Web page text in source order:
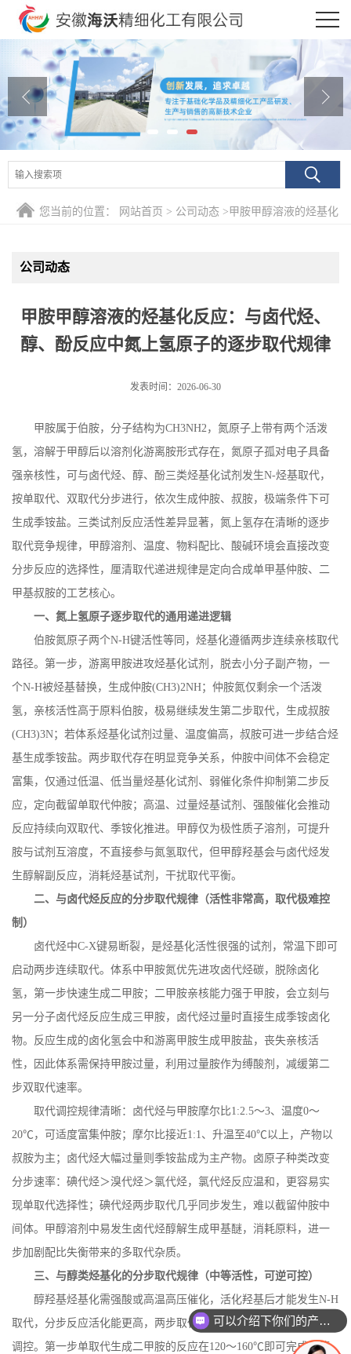
公司首页
公司介绍
公司动态
产品展厅
在线留言
您当前的位置： 网站首页 > 公司动态 >甲胺甲醇溶液的烃基化
公司动态
甲胺甲醇溶液的烃基化反应：与卤代烃、
醇、酚反应中氮上氢原子的逐步取代规律
发表时间：2026-06-30
甲胺属于伯胺，分子结构为CH3NH2，氮原子上带有两个活泼
氢，溶解于甲醇后以溶剂化游离胺形式存在，氮原子孤对电子具备
强亲核性，可与卤代烃、醇、酚三类烃基化试剂发生N-烃基取代，
按单取代、双取代分步进行，依次生成仲胺、叔胺，极端条件下可
生成季铵盐。三类试剂反应活性差异显著，氮上氢存在清晰的逐步
取代竞争规律，甲醇溶剂、温度、物料配比、酸碱环境会直接改变
分步反应的选择性，厘清取代递进规律是定向合成单甲基仲胺、二
甲基叔胺的工艺核心。
一、氮上氢原子逐步取代的通用递进逻辑
伯胺氮原子两个N-H键活性等同，烃基化遵循两步连续亲核取代
路径。第一步，游离甲胺进攻烃基化试剂，脱去小分子副产物，一
个N-H被烃基替换，生成仲胺(CH3)2NH；仲胺氮仅剩余一个活泼
氢，亲核活性高于原料伯胺，极易继续发生第二步取代，生成叔胺
(CH3)3N；若体系烃基化试剂过量、温度偏高，叔胺可进一步结合烃
基生成季铵盐。两步取代存在明显竞争关系，仲胺中间体不会稳定
富集，仅通过低温、低当量烃基化试剂、弱催化条件抑制第二步反
应，定向截留单取代仲胺；高温、过量烃基试剂、强酸催化会推动
反应持续向双取代、季铵化推进。甲醇仅为极性质子溶剂，可提升
胺与试剂互溶度，不直接参与氮氢取代，但甲醇羟基会与卤代烃发
生醇解副反应，消耗烃基试剂，干扰取代平衡。
二、与卤代烃反应的分步取代规律（活性非常高，取代极难控
制）
卤代烃中C-X键易断裂，是烃基化活性很强的试剂，常温下即可
启动两步连续取代。体系中甲胺氮优先进攻卤代烃碳，脱除卤化
氢，第一步快速生成二甲胺；二甲胺亲核能力强于甲胺，会立刻与
另一分子卤代烃反应生成三甲胺，卤代烃过量时直接生成季铵卤化
物。反应生成的卤化氢会中和游离甲胺生成甲胺盐，丧失亲核活
性，因此体系需保持甲胺过量，利用过量胺作为缚酸剂，减缓第二
步双取代速率。
取代调控规律清晰：卤代烃与甲胺摩尔比1:2.5～3、温度0～
20℃，可适度富集仲胺；摩尔比接近1:1、升温至40℃以上，产物以
叔胺为主；卤代烃大幅过量则季铵盐成为主产物。卤原子种类改变
分步速率：碘代烃＞溴代烃＞氯代烃，氯代烃反应温和，更容易实
现单取代选择性；碘代烃两步取代几乎同步发生，难以截留仲胺中
间体。甲醇溶剂中易发生卤代烃醇解生成甲基醚，消耗原料，进一
步加剧配比失衡带来的多取代杂质。
三、与醇类烃基化的分步取代规律（中等活性，可逆可控）
醇羟基烃基化需强酸或高温高压催化，活化羟基后才能发生N-H
取代，分步反应活化能更高，两步取代温差区分明显，选择性更易
调控。第一步单取代生成二甲胺的反应在120～160℃即可完成；第
可以介绍下你们的产品么